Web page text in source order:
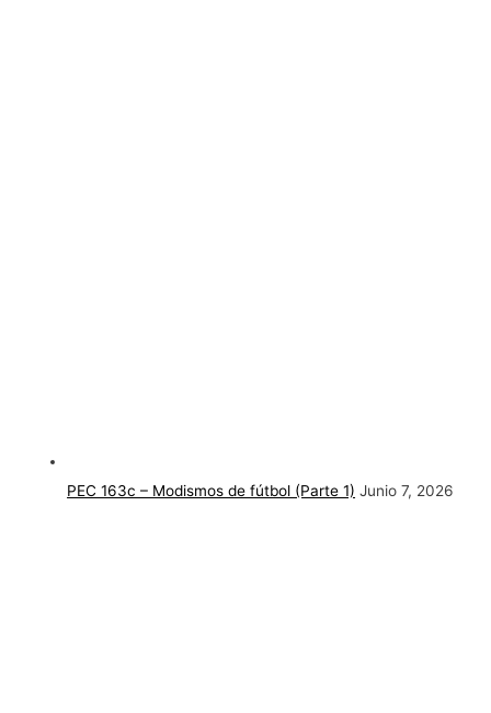
PEC 163c – Modismos de fútbol (Parte 1) Junio 7, 2026